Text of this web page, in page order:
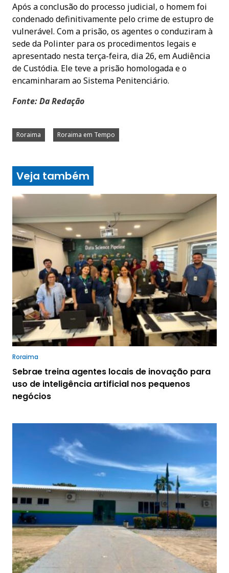
Após a conclusão do processo judicial, o homem foi
condenado definitivamente pelo crime de estupro de
vulnerável. Com a prisão, os agentes o conduziram à
sede da Polinter para os procedimentos legais e
apresentado nesta terça-feira, dia 26, em Audiência
de Custódia. Ele teve a prisão homologada e o
encaminharam ao Sistema Penitenciário.
Fonte: Da Redação
Roraima Roraima em Tempo
Veja também
Roraima
Sebrae treina agentes locais de inovação para
uso de inteligência artificial nos pequenos
negócios